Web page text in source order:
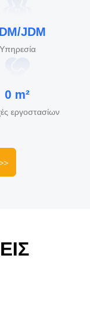
και
ένα μεγάλο ποσό
JDM
Υπηρεσία
0 m²
εργοστασίων